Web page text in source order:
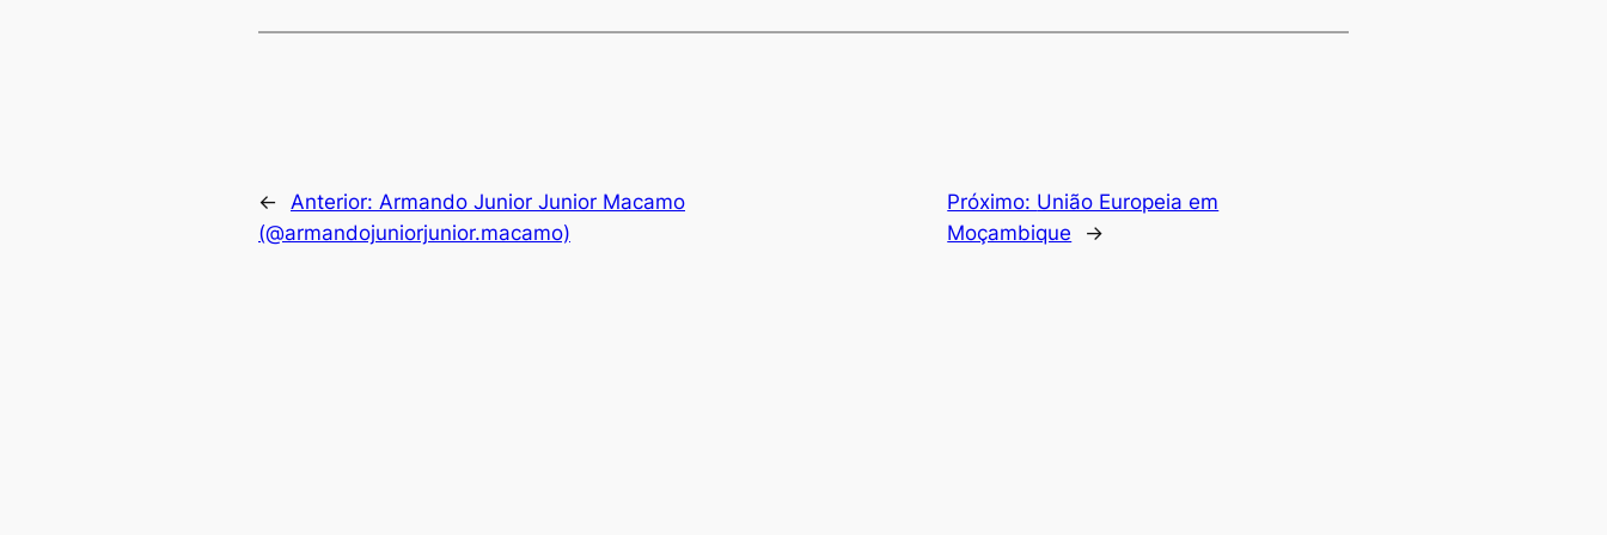
← Anterior: Armando Junior Junior Macamo
(@armandojuniorjunior.macamo)
Próximo: União Europeia em
Moçambique
→